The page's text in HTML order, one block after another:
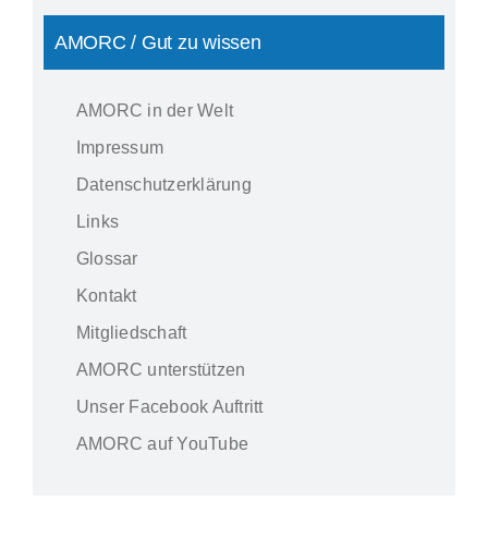
AMORC / Gut zu wissen
AMORC in der Welt
Impressum
Datenschutzerklärung
Links
Glossar
Kontakt
Mitgliedschaft
AMORC unterstützen
Unser Facebook Auftritt
AMORC auf YouTube